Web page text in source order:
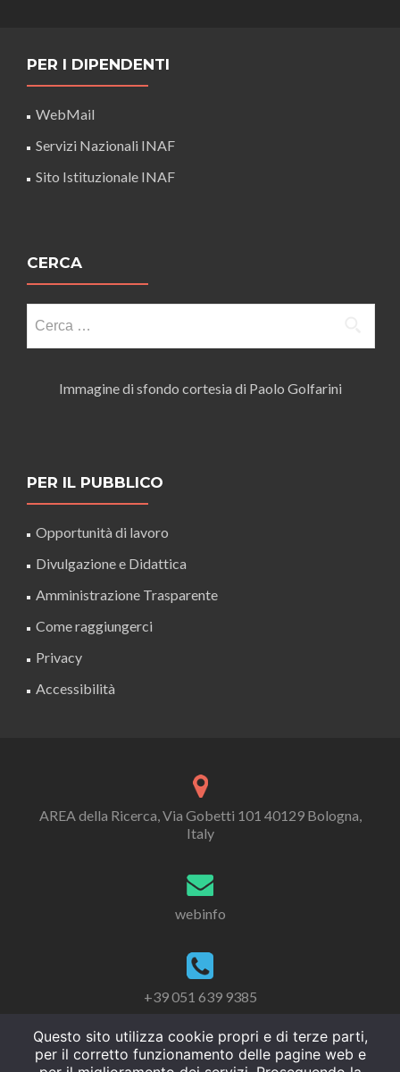
PER I DIPENDENTI
WebMail
Servizi Nazionali INAF
Sito Istituzionale INAF
CERCA
per:
Immagine di sfondo cortesia di Paolo Golfarini
PER IL PUBBLICO
Opportunità di lavoro
Divulgazione e Didattica
Amministrazione Trasparente
Come raggiungerci
Privacy
Accessibilità
AREA della Ricerca, Via Gobetti 101 40129 Bologna,
Italy
webinfo
+39 051 639 9385
Questo sito utilizza cookie propri e di terze parti,
per il corretto funzionamento delle pagine web e